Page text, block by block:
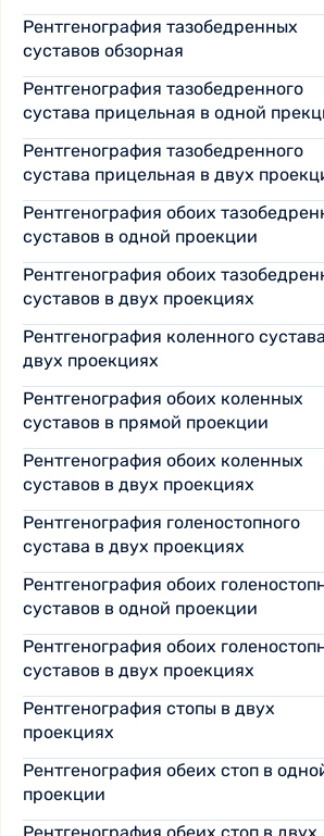
Рентгенография тазобедренных
суставов обзорная
Рентгенография тазобедренного
сустава прицельная в одной
Рентгенография тазобедренного
сустава прицельная в двух
Рентгенография обоих
суставов в одной проекции
Рентгенография обоих
суставов в двух проекциях
Рентгенография коленного
двух проекциях
Рентгенография обоих коленных
суставов в прямой проекции
Рентгенография обоих коленных
суставов в двух проекциях
Рентгенография голеностопного
сустава в двух проекциях
Рентгенография обоих
суставов в одной проекции
Рентгенография обоих
суставов в двух проекциях
Рентгенография стопы в двух
проекциях
Рентгенография обеих стоп в
проекции